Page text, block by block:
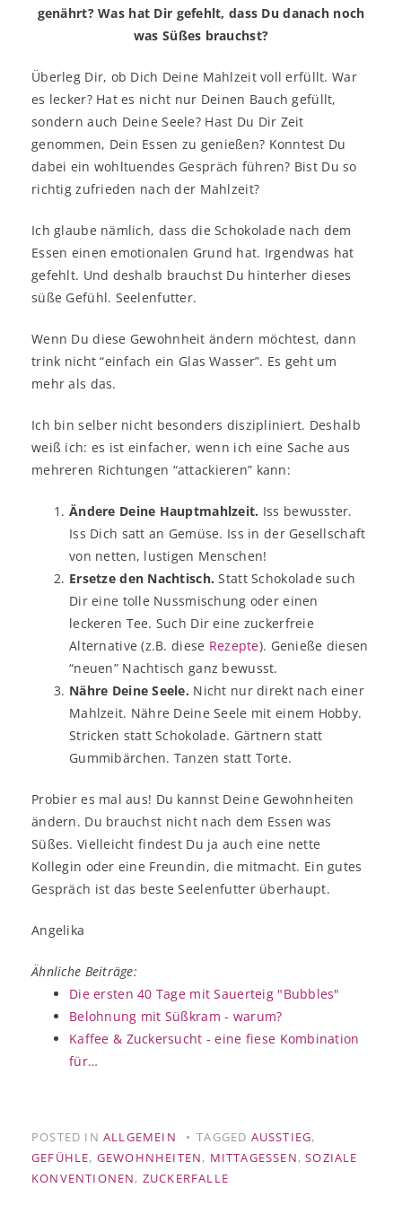
genährt? Was hat Dir gefehlt, dass Du danach noch
was Süßes brauchst?
Überleg Dir, ob Dich Deine Mahlzeit voll erfüllt. War
es lecker? Hat es nicht nur Deinen Bauch gefüllt,
sondern auch Deine Seele? Hast Du Dir Zeit
genommen, Dein Essen zu genießen? Konntest Du
dabei ein wohltuendes Gespräch führen? Bist Du so
richtig zufrieden nach der Mahlzeit?
Ich glaube nämlich, dass die Schokolade nach dem
Essen einen emotionalen Grund hat. Irgendwas hat
gefehlt. Und deshalb brauchst Du hinterher dieses
süße Gefühl. Seelenfutter.
Wenn Du diese Gewohnheit ändern möchtest, dann
trink nicht “einfach ein Glas Wasser”. Es geht um
mehr als das.
Ich bin selber nicht besonders diszipliniert. Deshalb
weiß ich: es ist einfacher, wenn ich eine Sache aus
mehreren Richtungen “attackieren” kann:
Ändere Deine Hauptmahlzeit. Iss bewusster.
Iss Dich satt an Gemüse. Iss in der Gesellschaft
von netten, lustigen Menschen!
Ersetze den Nachtisch. Statt Schokolade such
Dir eine tolle Nussmischung oder einen
leckeren Tee. Such Dir eine zuckerfreie
Alternative (z.B. diese Rezepte). Genieße diesen
“neuen” Nachtisch ganz bewusst.
Nähre Deine Seele. Nicht nur direkt nach einer
Mahlzeit. Nähre Deine Seele mit einem Hobby.
Stricken statt Schokolade. Gärtnern statt
Gummibärchen. Tanzen statt Torte.
Probier es mal aus! Du kannst Deine Gewohnheiten
ändern. Du brauchst nicht nach dem Essen was
Süßes. Vielleicht findest Du ja auch eine nette
Kollegin oder eine Freundin, die mitmacht. Ein gutes
Gespräch ist das beste Seelenfutter überhaupt.
Angelika
Ähnliche Beiträge:
Die ersten 40 Tage mit Sauerteig "Bubbles"
Belohnung mit Süßkram - warum?
Kaffee & Zuckersucht - eine fiese Kombination
für…
POSTED IN ALLGEMEIN TAGGED AUSSTIEG,
GEFÜHLE, GEWOHNHEITEN, MITTAGESSEN,SOZIALE
KONVENTIONEN, ZUCKERFALLE